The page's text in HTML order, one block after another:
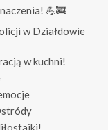
💪🚒
w Działdowie
w kuchni!